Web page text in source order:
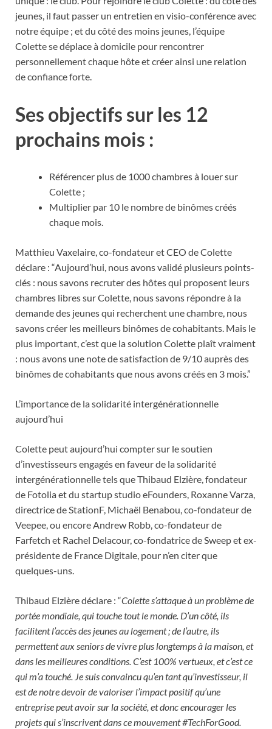
jeunes, il faut passer un entretien en visio-conférence avec
notre équipe ; et du côté des moins jeunes, l’équipe
Colette se déplace à domicile pour rencontrer
personnellement chaque hôte et créer ainsi une relation
de confiance forte.
Ses objectifs sur les 12
prochains mois :
Référencer plus de 1000 chambres à louer sur
Colette ;
Multiplier par 10 le nombre de binômes créés
chaque mois.
Matthieu Vaxelaire, co-fondateur et CEO de Colette
déclare : “Aujourd’hui, nous avons validé plusieurs points-
clés : nous savons recruter des hôtes qui proposent leurs
chambres libres sur Colette, nous savons répondre à la
demande des jeunes qui recherchent une chambre, nous
savons créer les meilleurs binômes de cohabitants. Mais le
plus important, c’est que la solution Colette plaît vraiment
: nous avons une note de satisfaction de 9/10 auprès des
binômes de cohabitants que nous avons créés en 3 mois.”
L’importance de la solidarité intergénérationnelle
aujourd’hui
Colette peut aujourd’hui compter sur le soutien
d’investisseurs engagés en faveur de la solidarité
intergénérationnelle tels que Thibaud Elzière, fondateur
de Fotolia et du startup studio eFounders, Roxanne Varza,
directrice de StationF, Michaël Benabou, co-fondateur de
Veepee, ou encore Andrew Robb, co-fondateur de
Farfetch et Rachel Delacour, co-fondatrice de Sweep et ex-
présidente de France Digitale, pour n’en citer que
quelques-uns.
Thibaud Elzière déclare : “Colette s’attaque à un problème de
portée mondiale, qui touche tout le monde. D’un côté, ils
facilitent l’accès des jeunes au logement ; de l’autre, ils
permettent aux seniors de vivre plus longtemps à la maison, et
dans les meilleures conditions. C’est 100% vertueux, et c’est ce
qui m’a touché. Je suis convaincu qu’en tant qu’investisseur, il
est de notre devoir de valoriser l’impact positif qu’une
entreprise peut avoir sur la société, et donc encourager les
projets qui s’inscrivent dans ce mouvement #TechForGood.